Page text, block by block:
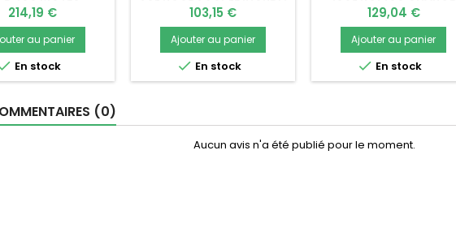
ACIER/RLT
Prix
214,19 €
au panier
En stock
Prix
103,15 €
Ajouter au panier
 En stock
200K
Prix
129,04 €
Ajouter au panier
 En stock
(0)
Aucun avis n'a été publié pour le moment.